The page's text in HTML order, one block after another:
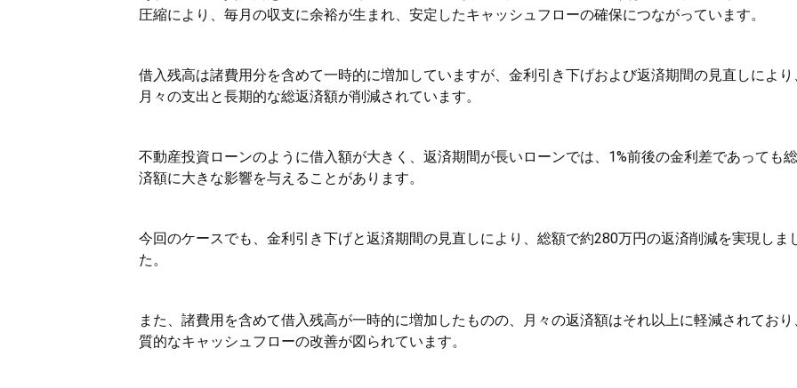
圧縮により、毎月の収支に余裕が生まれ、安定したキャッシュフローの確保につながっています。
借入残高は諸費用分を含めて一時的に増加していますが、金利引き下げおよび返済期間の見直しにより
月々の支出と長期的な総返済額が削減されています。
不動産投資ローンのように借入額が大きく、返済期間が長いローンでは、1%前後の金利差であっても
済額に大きな影響を与えることがあります。
今回のケースでも、金利引き下げと返済期間の見直しにより、総額で約280万円の返済削減を実現しま
た。
また、諸費用を含めて借入残高が一時的に増加したものの、月々の返済額はそれ以上に軽減されており
質的なキャッシュフローの改善が図られています。